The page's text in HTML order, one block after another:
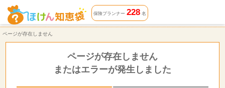
ページが存在しません | ほけん知恵袋
保険プランナー 228名
ページが存在しません
ページが存在しません
またはエラーが発生しました